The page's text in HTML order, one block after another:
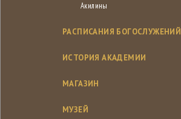
Акилины
РАСПИСАНИЯ БОГОСЛУЖЕНИЙ
ИСТОРИЯ АКАДЕМИИ
МАГАЗИН
МУЗЕЙ